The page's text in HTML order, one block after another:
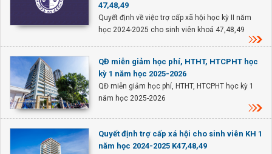
47,48,49
Quyết định về việc trợ cấp xã hội học kỳ II năm
học 2024-2025 cho sinh viên khoá 47,48,49
QĐ miễn giảm học phí, HTHT, HTCPHT học
kỳ 1 năm học 2025-2026
QĐ miễn giảm học phí, HTHT, HTCPHT học kỳ 1
năm học 2025-2026
Quyết định trợ cấp xá hội cho sinh viên KH 1
năm học 2024-2025 K47,48,49